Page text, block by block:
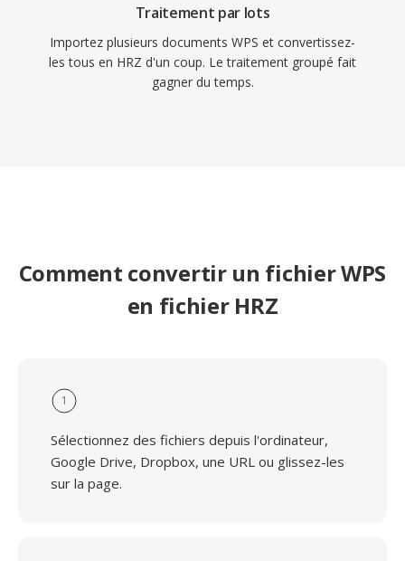
Traitement par lots
Importez plusieurs documents WPS et convertissez-
les tous en HRZ d'un coup. Le traitement groupé fait
gagner du temps.
Comment convertir un fichier WPS
en fichier HRZ
1
Sélectionnez des fichiers depuis l'ordinateur,
Google Drive, Dropbox, une URL ou glissez-les
sur la page.